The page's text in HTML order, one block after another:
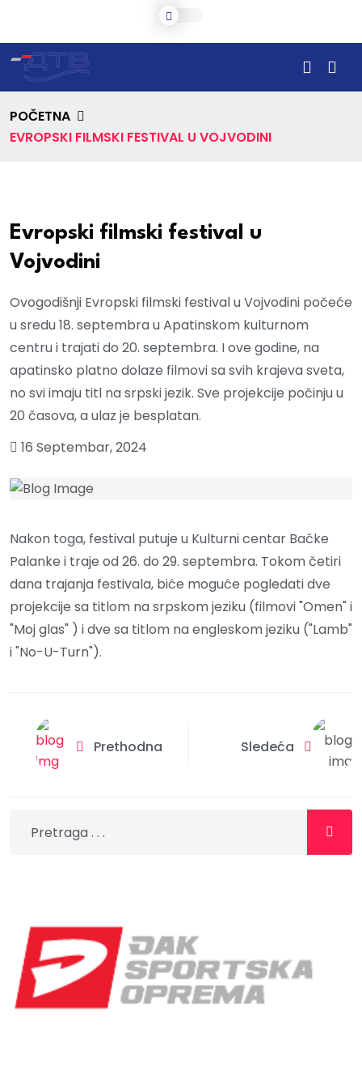
POČETNA
EVROPSKI FILMSKI FESTIVAL U VOJVODINI
Evropski filmski festival u
Vojvodini
Ovogodišnji Evropski filmski festival u Vojvodini počeće
u sredu 18. septembra u Apatinskom kulturnom
centru i trajati do 20. septembra. I ove godine, na
apatinsko platno dolaze filmovi sa svih krajeva sveta,
no svi imaju titl na srpski jezik. Sve projekcije počinju u
20 časova, a ulaz je besplatan.
16 Septembar, 2024
Nakon toga, festival putuje u Kulturni centar Bačke
Palanke i traje od 26. do 29. septembra. Tokom četiri
dana trajanja festivala, biće moguće pogledati dve
projekcije sa titlom na srpskom jeziku (filmovi "Omen" i
"Moj glas" ) i dve sa titlom na engleskom jeziku ("Lamb"
i "No-U-Turn").
Prethodna Sledeća